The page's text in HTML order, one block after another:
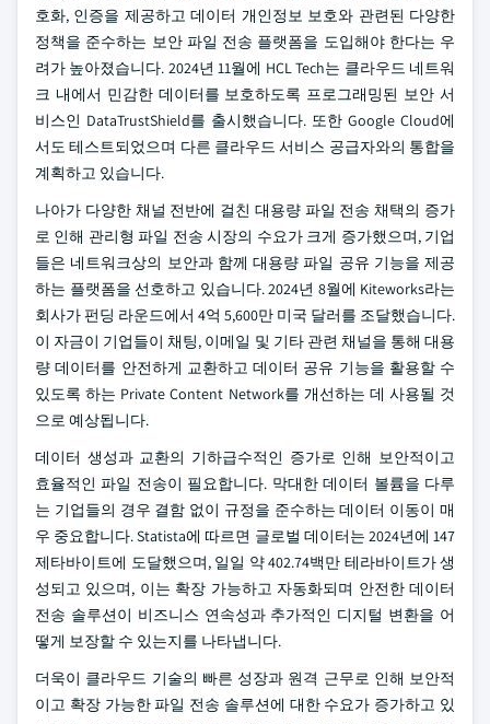
호화, 인증을 제공하고 데이터 개인정보 보호와 관련된 다양한
정책을 준수하는 보안 파일 전송 플랫폼을 도입해야 한다는 우
려가 높아졌습니다. 2024년 11월에 HCL Tech는 클라우드 네트워
크 내에서 민감한 데이터를 보호하도록 프로그래밍된 보안 서
비스인 DataTrustShield를 출시했습니다. 또한 Google Cloud에
서도 테스트되었으며 다른 클라우드 서비스 공급자와의 통합을
계획하고 있습니다.
나아가 다양한 채널 전반에 걸친 대용량 파일 전송 채택의 증가
로 인해 관리형 파일 전송 시장의 수요가 크게 증가했으며, 기업
들은 네트워크상의 보안과 함께 대용량 파일 공유 기능을 제공
하는 플랫폼을 선호하고 있습니다. 2024년 8월에 Kiteworks라는
회사가 펀딩 라운드에서 4억 5,600만 미국 달러를 조달했습니다.
이 자금이 기업들이 채팅, 이메일 및 기타 관련 채널을 통해 대용
량 데이터를 안전하게 교환하고 데이터 공유 기능을 활용할 수
있도록 하는 Private Content Network를 개선하는 데 사용될 것
으로 예상됩니다.
데이터 생성과 교환의 기하급수적인 증가로 인해 보안적이고
효율적인 파일 전송이 필요합니다. 막대한 데이터 볼륨을 다루
는 기업들의 경우 결함 없이 규정을 준수하는 데이터 이동이 매
우 중요합니다. Statista에 따르면 글로벌 데이터는 2024년에 147
제타바이트에 도달했으며, 일일 약 402.74백만 테라바이트가 생
성되고 있으며, 이는 확장 가능하고 자동화되며 안전한 데이터
전송 솔루션이 비즈니스 연속성과 추가적인 디지털 변환을 어
떻게 보장할 수 있는지를 나타냅니다.
더욱이 클라우드 기술의 빠른 성장과 원격 근무로 인해 보안적
이고 확장 가능한 파일 전송 솔루션에 대한 수요가 증가하고 있